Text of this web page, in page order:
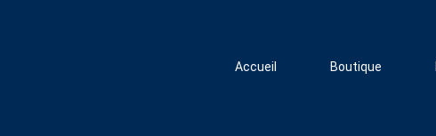
Accueil Boutique